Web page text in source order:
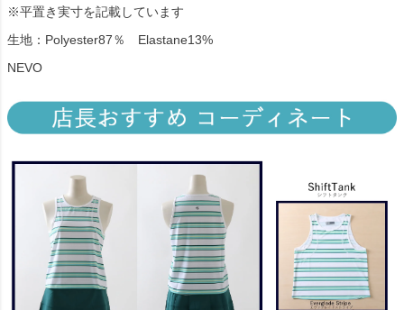
※平置き実寸を記載しています
生地：Polyester87％ Elastane13%
NEVO